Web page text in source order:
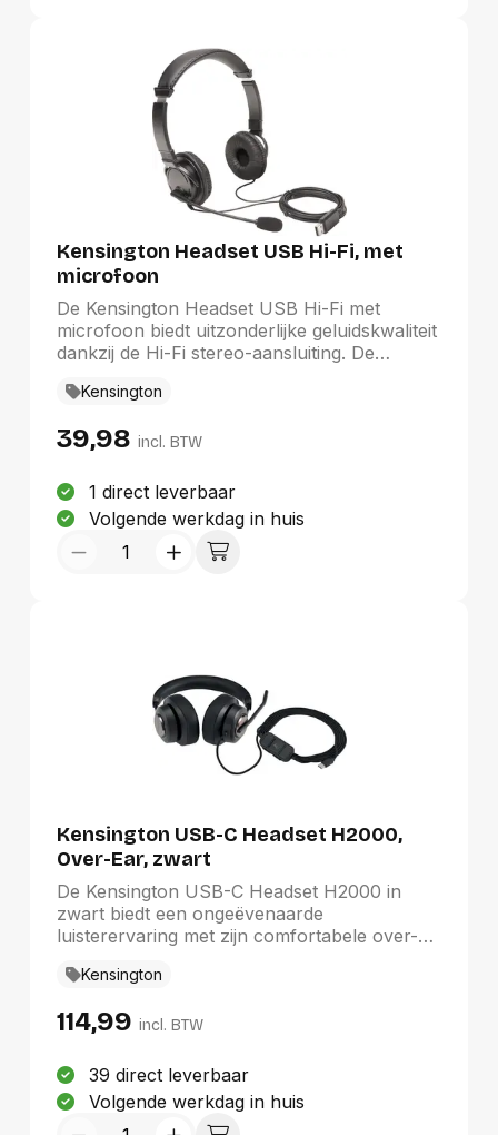
Kensington Headset USB Hi-Fi, met
microfoon
De Kensington Headset USB Hi-Fi met
microfoon biedt uitzonderlijke geluidskwaliteit
dankzij de Hi-Fi stereo-aansluiting. De
lange kabel zorgen voor comfort en
zijn elegante zwarte kleur voegt deze
Geschikt voor zowel professioneel gebruik
als ontspanning, is deze headset een
waardevolle aanvulling op uw
computeraccessoires.
Kensington
39,98 incl. BTW
1 direct leverbaar
Volgende werkdag in huis
Kensington USB-C Headset H2000,
Over-Ear, zwart
De Kensington USB-C Headset H2000 in
zwart biedt een ongeëvenaarde
luisterervaring met zijn comfortabele over-
aanpasbare hoofdband zorgen voor
van extra comfort dankzij de zachte
schakelaar op de kabel zijn eenvoudig te
bedienen, terwijl de 1,8 meter lange kabel
voldoende bewegingsvrijheid biedt, perfect
Kensington
114,99 incl. BTW
39 direct leverbaar
Volgende werkdag in huis